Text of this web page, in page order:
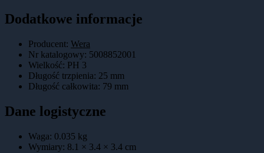
Dodatkowe informacje
Producent: Wera
Nr katalogowy: 5008852001
Wielkość: PH 3
Długość trzpienia: 25 mm
Długość całkowita: 79 mm
Dane logistyczne
Waga: 0.035 kg
Wymiary: 8.1 × 3.4 × 3.4 cm